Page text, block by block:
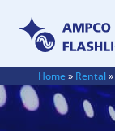
Home» Rental»